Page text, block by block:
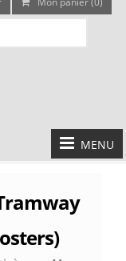
MENU